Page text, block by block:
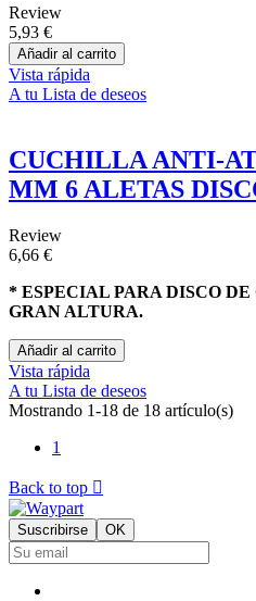
Review
5,93 €
Añadir al carrito
Vista rápida
A tu Lista de deseos
CUCHILLA ANTI-
MM 6 ALETAS
Review
6,66 €
* ESPECIAL PARA DISCO
GRAN ALTURA.
Añadir al carrito
Vista rápida
A tu Lista de deseos
Mostrando 1-18 de 18 artículo(s)
1
Back to top 